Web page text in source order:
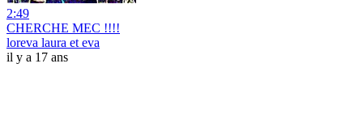
2:49
CHERCHE MEC !!!!
loreva laura et eva
il y a 17 ans